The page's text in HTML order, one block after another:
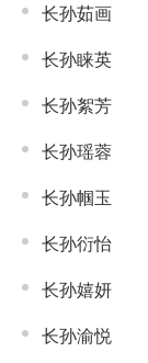
长孙茹画
长孙睐英
长孙絮芳
长孙瑶蓉
长孙帼玉
长孙衍怡
长孙嬉妍
长孙渝悦